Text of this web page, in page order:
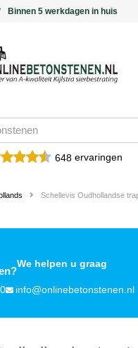
Binnen 5 werkdagen in huis
648ervaringen
Schellevis Oudhollandse
We helpen u graag
info@onlinebetonstenen.nl